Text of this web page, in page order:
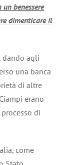
benessere
dimenticare il
dando agli
una banca
di altre
erano
di
come